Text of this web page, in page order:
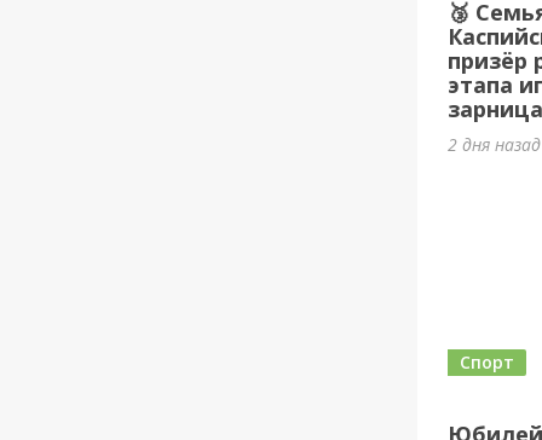
🥉
призёр
этапа
2 дня
Спорт